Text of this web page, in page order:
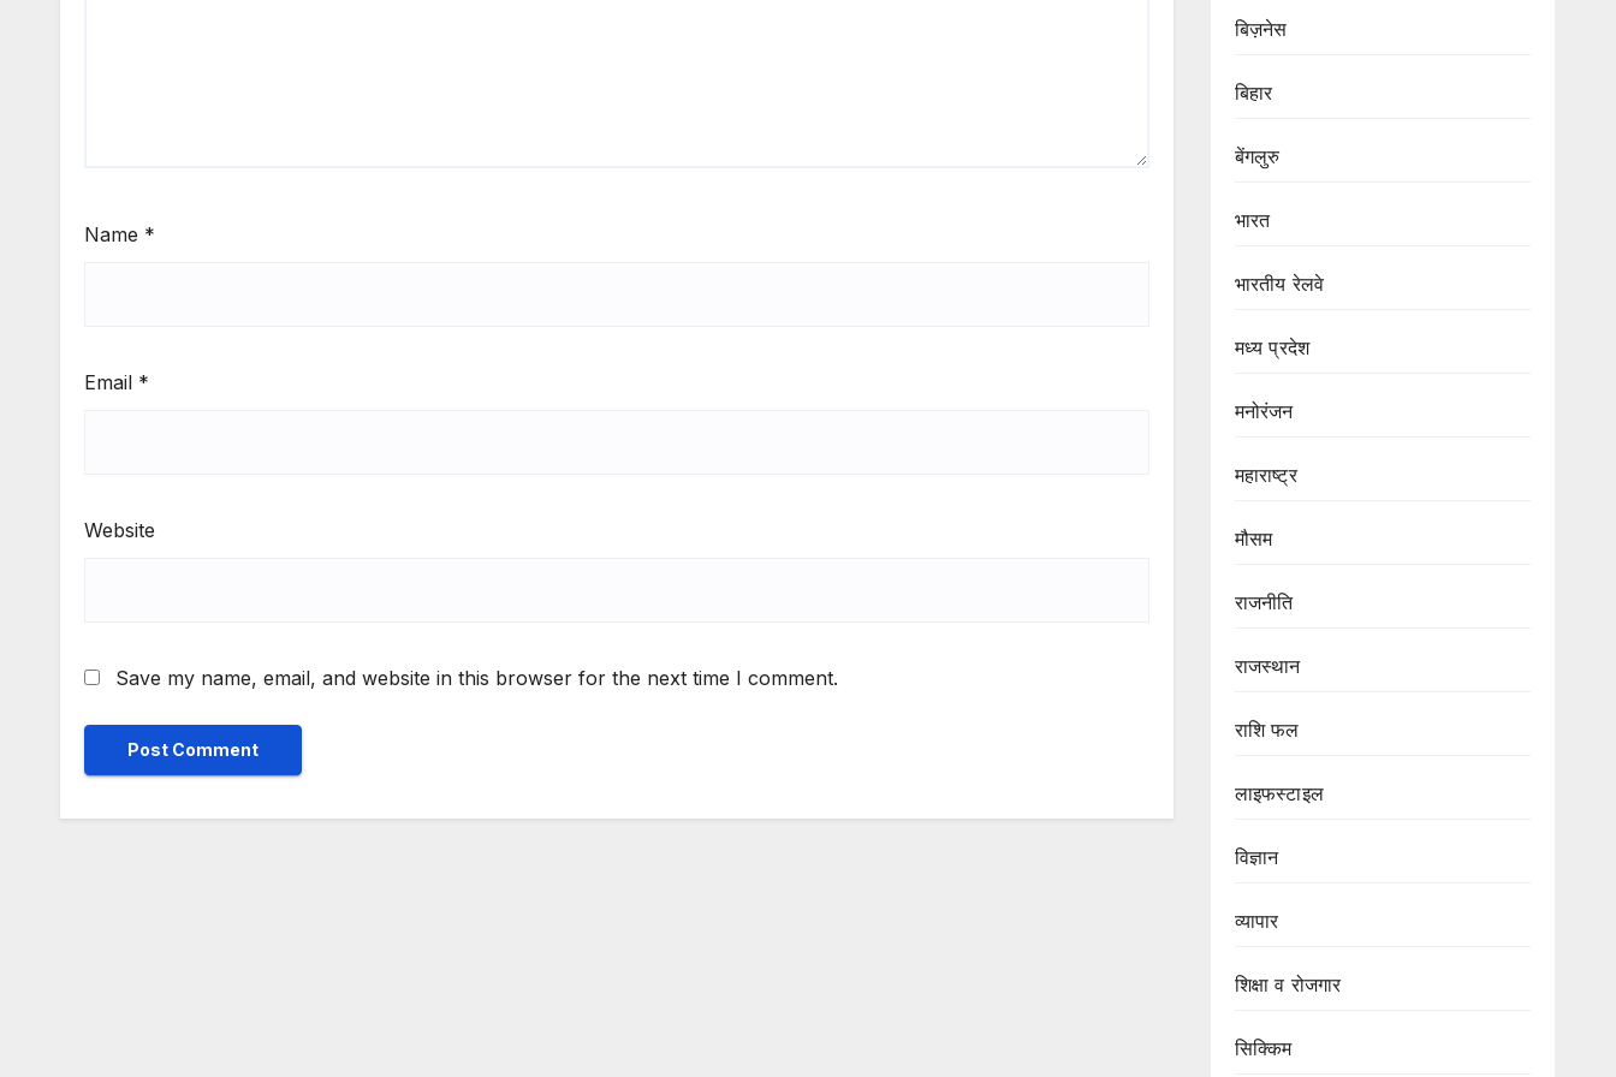
Name *
Email *
Website
Save my name, email, and website in this browser for the next time I comment.
बिज़नेस
बिहार
बेंगलुरु
भारत
भारतीय रेलवे
मध्य प्रदेश
मनोरंजन
महाराष्ट्र
मौसम
राजनीति
राजस्थान
राशि फल
लाइफस्टाइल
विज्ञान
व्यापार
शिक्षा व रोजगार
सिक्किम